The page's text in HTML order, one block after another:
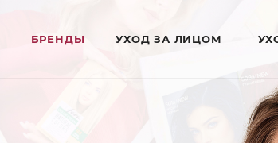
БРЕНДЫ УХОД ЗА ЛИЦОМ